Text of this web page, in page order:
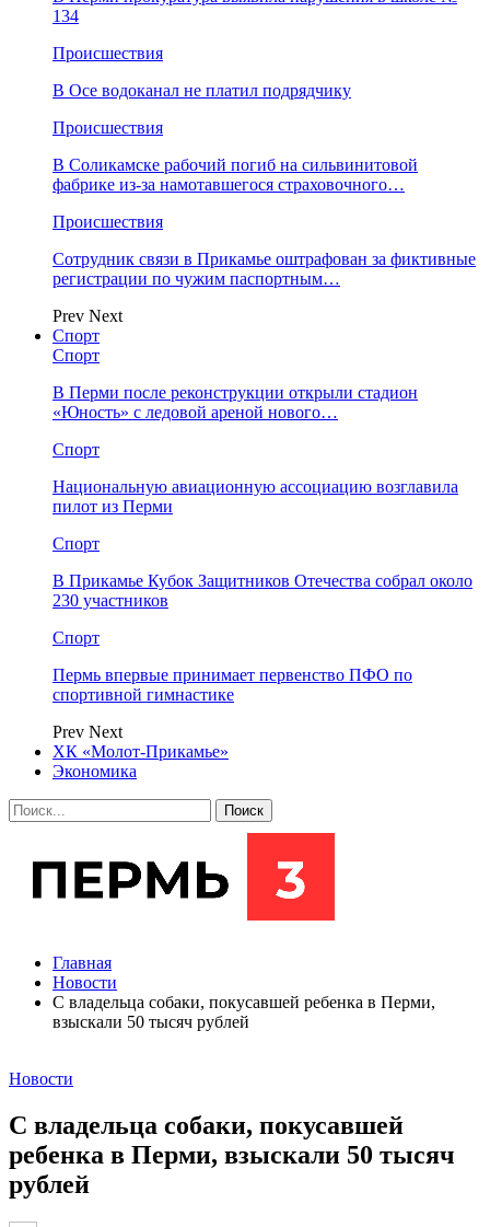
134
Происшествия
В Осе водоканал не платил подрядчику
Происшествия
В Соликамске рабочий погиб на сильвинитовой
фабрике из-за намотавшегося страховочного…
Происшествия
Сотрудник связи в Прикамье оштрафован за фиктивные
регистрации по чужим паспортным…
Prev Next
Спорт
Спорт
В Перми после реконструкции открыли стадион
«Юность» с ледовой ареной нового…
Спорт
Национальную авиационную ассоциацию возглавила
пилот из Перми
Спорт
В Прикамье Кубок Защитников Отечества собрал около
230 участников
Спорт
Пермь впервые принимает первенство ПФО по
спортивной гимнастике
Prev Next
ХК «Молот-Прикамье»
Экономика
Главная
Новости
С владельца собаки, покусавшей ребенка в Перми,
взыскали 50 тысяч рублей
Новости
С владельца собаки, покусавшей
ребенка в Перми, взыскали 50 тысяч
рублей